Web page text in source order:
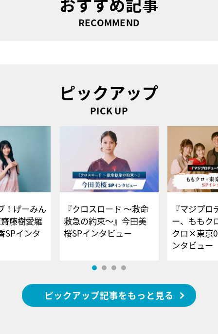
RECOMMEND
ピックアップ
PICK UP
！げーみん
藤樹愛羅
SPインタ
『クロスロード ～救命
救急の約束～』今田美
桜SPインタビュー
『マジプロ
ー、ももク
クロ×東京
ンタビュー
ピックアップ記事をもっと見る